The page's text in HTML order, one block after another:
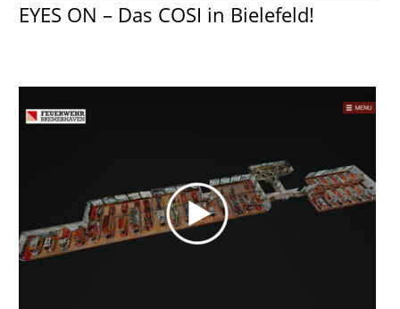
EYES ON – Das COSI in Bielefeld!